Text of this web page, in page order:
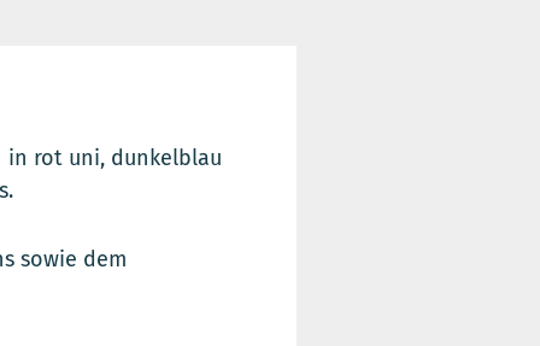
in rot uni, dunkelblau
sowie dem